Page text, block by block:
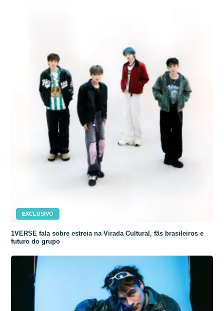
EXCLUSIVO
1VERSE fala sobre estreia na Virada Cultural, fãs brasileiros e
futuro do grupo